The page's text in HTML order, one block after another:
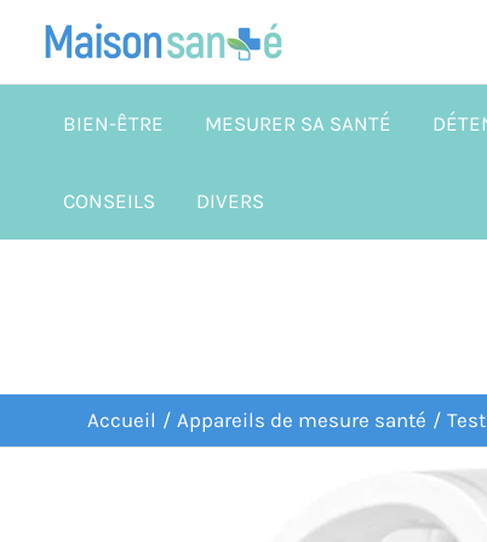
contenu
BIEN-ÊTRE MESURER SA SANTÉ
CONSEILS DIVERS
Accueil Appareils de mesure santé